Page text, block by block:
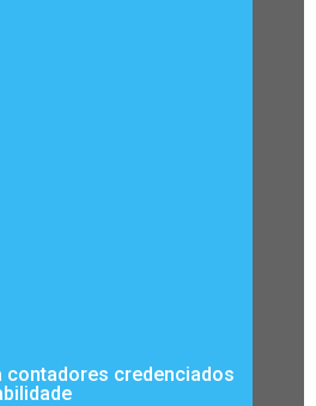
contadores credenciados